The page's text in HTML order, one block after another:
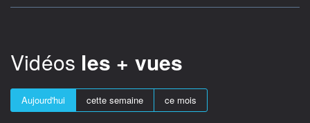
Vidéos les + vues
Aujourd'hui cette semaine ce mois